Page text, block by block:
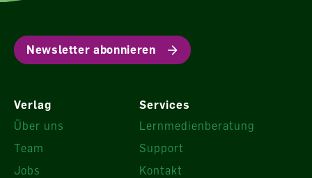
Newsletter abonnieren
Verlag
Über uns
Team
Jobs
Services
Lernmedienberatung
Support
Kontakt